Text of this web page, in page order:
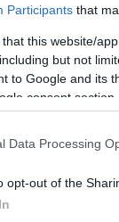
Participants that
that this website/
but not
to Google and its
consent section.
Data Processing
opt-out of the
jelen
le ne
a
cseh
az 1936 ?